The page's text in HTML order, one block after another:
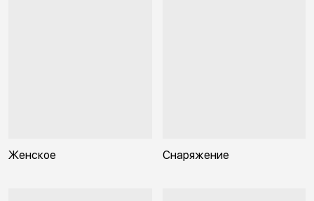
Женское Снаряжение